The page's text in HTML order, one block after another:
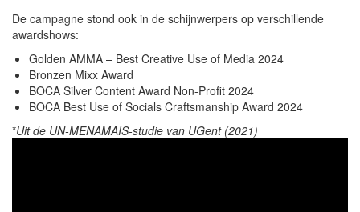
De campagne stond ook in de schijnwerpers op verschillende
awardshows:
Golden AMMA – Best Creative Use of Media 2024
Bronzen Mixx Award
BOCA Silver Content Award Non-Profit 2024
BOCA Best Use of Socials Craftsmanship Award 2024
*Uit de UN-MENAMAIS-studie van UGent (2021)